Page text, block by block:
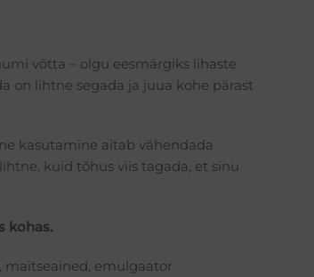
võtta – olgu eesmärgiks lihaste
on lihtne segada ja juua kohe pärast
kasutamine aitab vähendada
kuid tõhus viis tagada, et sinu
kohas.
emulgaator